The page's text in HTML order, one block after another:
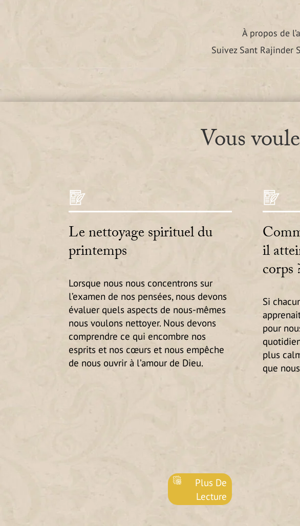
À propos de
Suivez Sant Rajinder
Vous
Le nettoyage spirituel du
printemps
Lorsque nous nous concentrons sur
l’examen de nos pensées, nous devons
évaluer quels aspects de nous-mêmes
nous voulons nettoyer. Nous devons
comprendre ce qui encombre nos
esprits et nos cœurs et nous empêche
de nous ouvrir à l’amour de Dieu.
Plus De
Lecture
il
corps
Si
pour
plus
que